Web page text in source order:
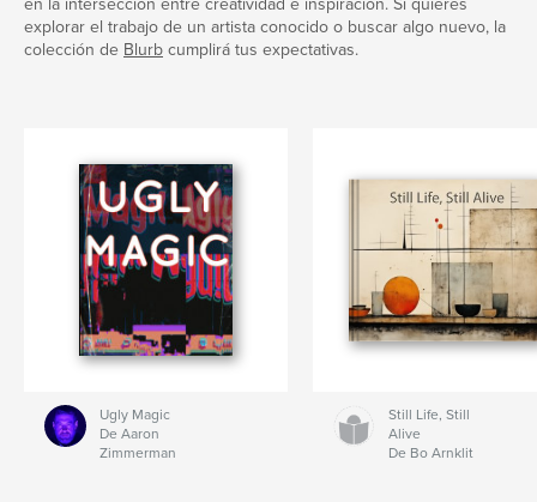
en la intersección entre creatividad e inspiración. Si quieres
explorar el trabajo de un artista conocido o buscar algo nuevo, la
colección de Blurb cumplirá tus expectativas.
Ugly Magic
De Aaron
Zimmerman
Still Life, Still
Alive
De Bo Arnklit